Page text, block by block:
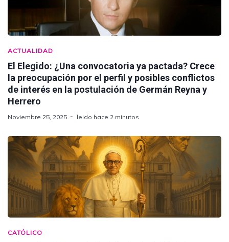
ACTUALIDAD
El Elegido: ¿Una convocatoria ya pactada? Crece
la preocupación por el perfil y posibles conflictos
de interés en la postulación de Germán Reyna y
Herrero
Noviembre 25, 2025 leido hace 2 minutos
CATÓLICO